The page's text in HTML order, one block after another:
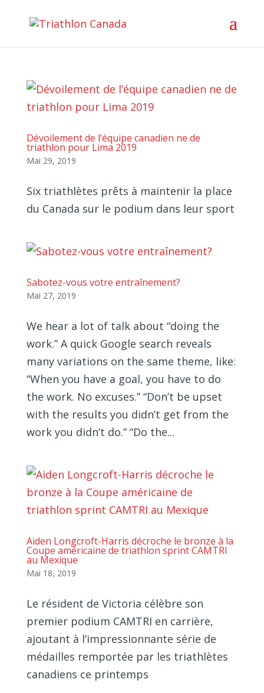
Dévoilement de l’équipe canadien ne de
triathlon pour Lima 2019
Mai 29, 2019
Six triathlètes prêts à maintenir la place
du Canada sur le podium dans leur sport
Sabotez-vous votre entraînement?
Mai 27, 2019
We hear a lot of talk about “doing the
work.” A quick Google search reveals
many variations on the same theme, like:
“When you have a goal, you have to do
the work. No excuses.” “Don’t be upset
with the results you didn’t get from the
work you didn’t do.” “Do the...
Aiden Longcroft-Harris décroche le bronze à la
Coupe américaine de triathlon sprint CAMTRI
au Mexique
Mai 18, 2019
Le résident de Victoria célèbre son
premier podium CAMTRI en carrière,
ajoutant à l’impressionnante série de
médailles remportée par les triathlètes
canadiens ce printemps